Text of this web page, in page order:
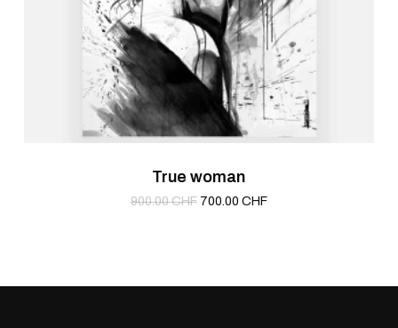
Votre panier est vide.
ALLER AU SHOP
True woman
900.00CHF Le
700.00 CHFLe